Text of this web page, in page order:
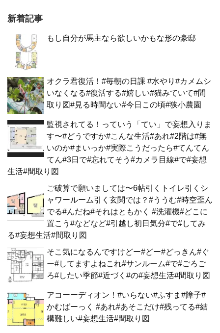
新着記事
もし自分が馬主なら欲しいかもな形の豪邸
オクラ君復活！#毎朝の日課 #水やり#カメムシ
いなくなる#復活する#嬉しい#猫みていて#間
取り図#見る時間ない#今日この頃#狭小農園
監視されてる！っていう「てい」で妄想入りま
す〜#どうですか#こんな生活#あれ#2階は#無
いのか#まいっか#実際こうだったら#てんてん
てん#3日で#忘れてそう#カメラ目線#で#妄想
生活#間取り図
ご破算で願いましては〜6帖引くトイレ引くシ
ャワールーム引く玄関では？#ううむ#時空歪ん
でる#んだね#それはともかく #洗濯機#どこに
置こう#などなど#引越し初日気分#で#してみ
る#妄想生活#間取り図
そこ気になるんですけどー#どー#どっきん#ぐ
ー#してますよねこれ#サンルーム#で#ごろご
ろ#したい季節#近づく#の#妄想生活#間取り図
アコーーディオン！#いらない#ふすま#障子#
かむばーっく #あれ#あそこだけ#残ってる#結
構難しい#妄想生活#間取り図